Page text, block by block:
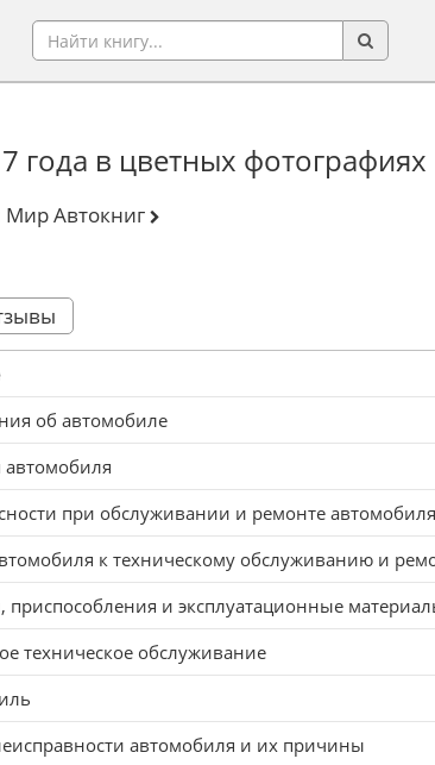
года в цветных
Мир Автокниг
об автомобиле
автомобиля
при обслуживании и ремонте автомобиля
к техническому обслуживанию и
приспособления и эксплуатационные
техническое обслуживание
автомобиля и их причины